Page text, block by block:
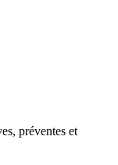
préventes et